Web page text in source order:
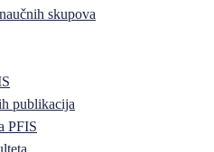
skupova
publikacija
PFIS